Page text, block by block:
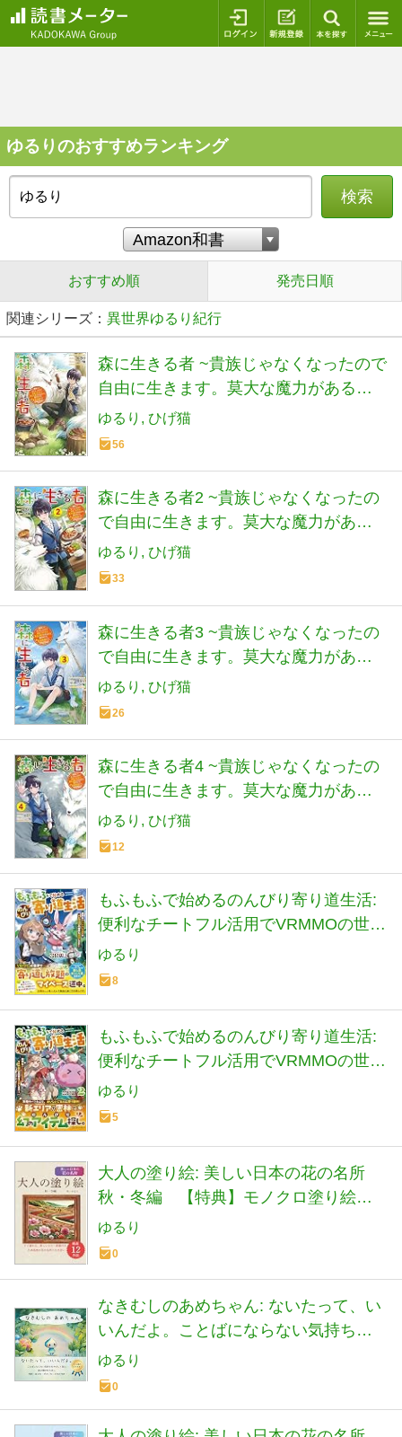
ログイン 新規登録
ゆるりのおすすめランキング
検索
おすすめ順 発売日順
関連シリーズ： 異世界ゆるり紀行
森に生きる者 ~貴族じゃなくなったので
自由に生きます。莫大な魔力があるか
ら森の中でも安全快適です~ (電撃の新
文芸)
ゆるり ひげ猫
56
森に生きる者2 ~貴族じゃなくなったの
で自由に生きます。莫大な魔力がある
から森の中でも安全快適です~ (電撃の
新文芸)
ゆるり ひげ猫
33
森に生きる者3 ~貴族じゃなくなったの
で自由に生きます。莫大な魔力がある
から森の中でも安全快適です~ (電撃の
新文芸)
ゆるり ひげ猫
26
森に生きる者4 ~貴族じゃなくなったの
で自由に生きます。莫大な魔力がある
から森の中でも安全快適です~ (電撃の
新文芸)
ゆるり ひげ猫
12
もふもふで始めるのんびり寄り道生活:
便利なチートフル活用でVRMMOの世界
を冒険します!
ゆるり
8
もふもふで始めるのんびり寄り道生活:
便利なチートフル活用でVRMMOの世界
を冒険します! (2)
ゆるり
5
大人の塗り絵: 美しい日本の花の名所
秋・冬編 【特典】モノクロ塗り絵デ
ータプレゼント付き
ゆるり
0
なきむしのあめちゃん: ないたって、い
いんだよ。ことばにならない気持ちを
やさしく包む読みきかせえほん
ゆるり
0